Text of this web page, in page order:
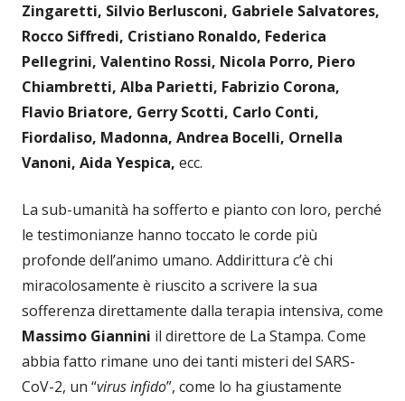
Zingaretti, Silvio Berlusconi, Gabriele Salvatores,
Rocco Siffredi, Cristiano Ronaldo, Federica
Pellegrini, Valentino Rossi, Nicola Porro, Piero
Chiambretti, Alba Parietti, Fabrizio Corona,
Flavio Briatore, Gerry Scotti, Carlo Conti,
Fiordaliso, Madonna, Andrea Bocelli, Ornella
Vanoni, Aida Yespica, ecc.
La sub-umanità ha sofferto e pianto con loro, perché
le testimonianze hanno toccato le corde più
profonde dell’animo umano. Addirittura c’è chi
miracolosamente è riuscito a scrivere la sua
sofferenza direttamente dalla terapia intensiva, come
Massimo Giannini il direttore de La Stampa. Come
abbia fatto rimane uno dei tanti misteri del SARS-
CoV-2, un “virus infido”, come lo ha giustamente